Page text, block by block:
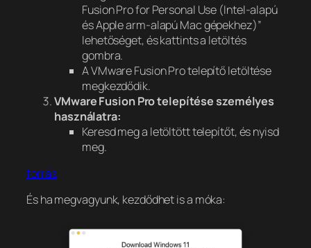
Fusion Pro for Personal Use (Intel-alapú
és Apple arm-alapú Mac gépekhez)”
lehetőséget, és kattints a letöltés
gombra.
A VMware Fusion Pro telepítő letöltése
megkezdődik.
VMware Fusion Pro telepítése személyes
használatra:
Keresd meg a letöltött telepítőt, és nyisd
meg.
forrás
És ha megvagyunk, kezdődhet is a móka: